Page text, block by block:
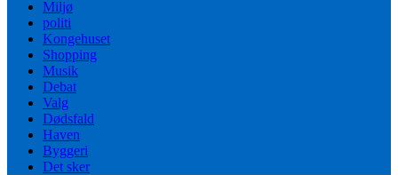
Miljø
politi
Kongehuset
Shopping
Musik
Debat
Valg
Dødsfald
Haven
Byggeri
Det sker